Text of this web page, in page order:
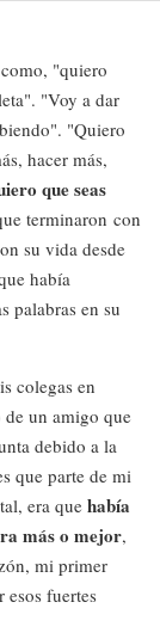
"quiero
"Voy a dar
"Quiero
hacer más,
que seas
terminaron con
su vida desde
había
palabras en su
colegas en
de un amigo que
debido a la
que parte de mi
era que había
más o mejor,
mi primer
fuertes